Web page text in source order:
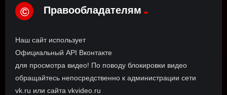
© Правообладателям
Наш сайт использует
Официальный API Вконтакте
для просмотра видео! По поводу блокировки видео
обращайтесь непосредственно к администрации сети
vk.ru или сайта vkvideo.ru